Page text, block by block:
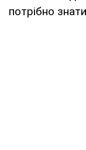
потрібно